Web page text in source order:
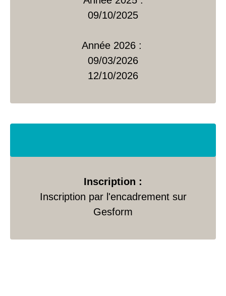
09/10/2025
Année 2026 :
09/03/2026
12/10/2026
Inscription :
Inscription par l'encadrement sur
Gesform